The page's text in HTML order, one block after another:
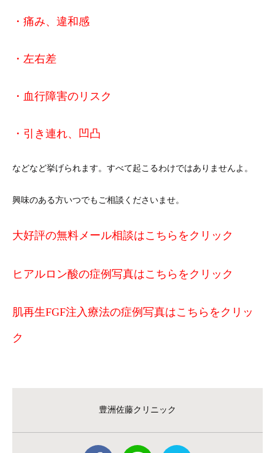
・痛み、違和感
・左右差
・血行障害のリスク
・引き連れ、凹凸
などなど挙げられます。すべて起こるわけではありませんよ。
興味のある方いつでもご相談くださいませ。
大好評の無料メール相談はこちらをクリック
ヒアルロン酸の症例写真はこちらをクリック
肌再生FGF注入療法の症例写真はこちらをクリッ
ク
豊洲佐藤クリニック